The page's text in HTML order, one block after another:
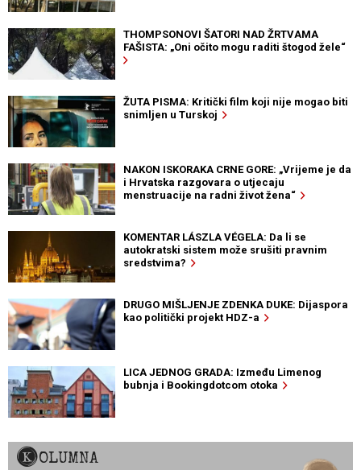
THOMPSONOVI ŠATORI NAD ŽRTVAMA
FAŠISTA: „Oni očito mogu raditi štogod žele“
ŽUTA PISMA: Kritički film koji nije mogao biti
snimljen u Turskoj
NAKON ISKORAKA CRNE GORE: „Vrijeme je da
i Hrvatska razgovara o utjecaju
menstruacije na radni život žena“
KOMENTAR LÁSZLA VÉGELA: Da li se
autokratski sistem može srušiti pravnim
sredstvima?
DRUGO MIŠLJENJE ZDENKA DUKE: Dijaspora
kao politički projekt HDZ-a
LICA JEDNOG GRADA: Između Limenog
bubnja i Bookingdotcom otoka
KOLUMNA